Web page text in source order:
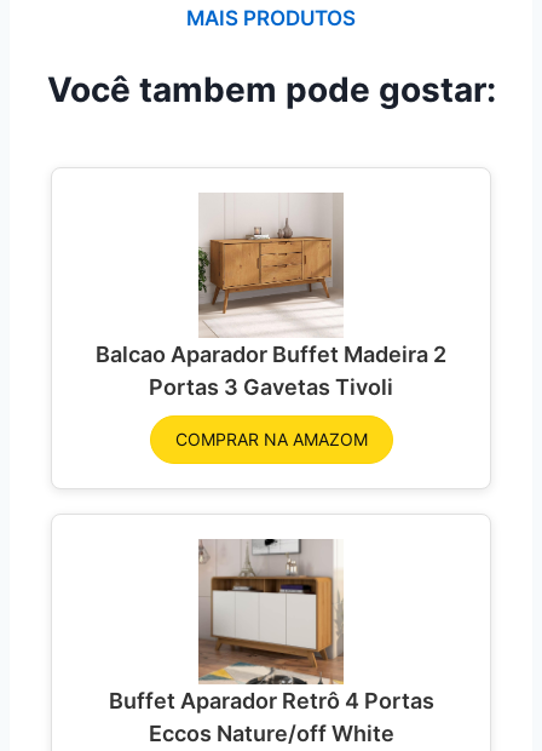
MAIS PRODUTOS
Você tambem pode gostar:
Balcao Aparador Buffet Madeira 2
Portas 3 Gavetas Tivoli
COMPRAR NA AMAZOM
Buffet Aparador Retrô 4 Portas
Eccos Nature/off White